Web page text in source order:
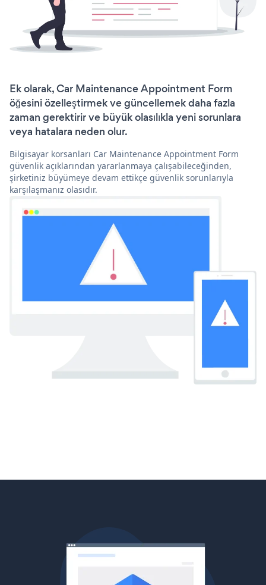
Ek olarak, Car Maintenance Appointment Form
öğesini özelleştirmek ve güncellemek daha fazla
zaman gerektirir ve büyük olasılıkla yeni sorunlara
veya hatalara neden olur.
Bilgisayar korsanları Car Maintenance Appointment Form
güvenlik açıklarından yararlanmaya çalışabileceğinden,
şirketiniz büyümeye devam ettikçe güvenlik sorunlarıyla
karşılaşmanız olasıdır.